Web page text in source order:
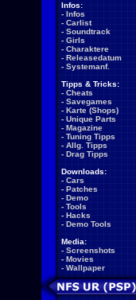
Infos:
- Infos
- Carlist
- Soundtrack
- Girls
- Charaktere
- Releasedatum
- Systemanf.
Tipps & Tricks:
- Cheats
- Savegames
- Karte (Shops)
- Unique Parts
- Magazine
- Tuning Tipps
- Allg. Tipps
- Drag Tipps
Downloads:
- Cars
- Patches
- Demo
- Tools
- Hacks
- Demo Tools
Media:
- Screenshots
- Movies
- Wallpaper